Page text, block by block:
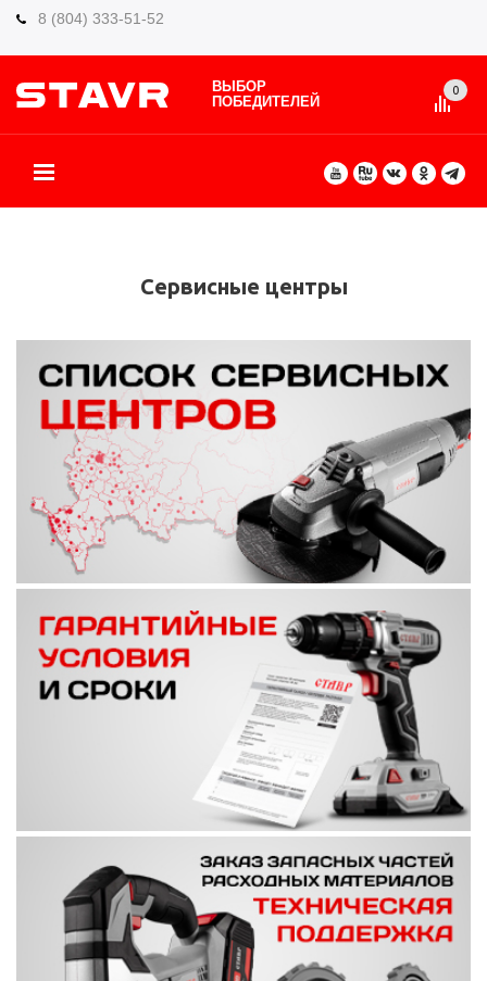
8 (804) 333-51-52
ВЫБОР
ПОБЕДИТЕЛЕЙ
0
О БРЕНДЕ ВИДЫ РАБОТ
Сервисные центры